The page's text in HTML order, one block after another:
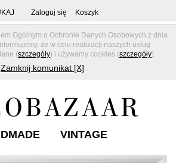
Ogólnym o Ochronie Danych Osobowych z dnia
że w celu realizacji naszych usług
(szczegóły) i używamy cookies (szczegóły).
Zamknij komunikat [X]
Zaloguj się Koszyk
VINTAGE